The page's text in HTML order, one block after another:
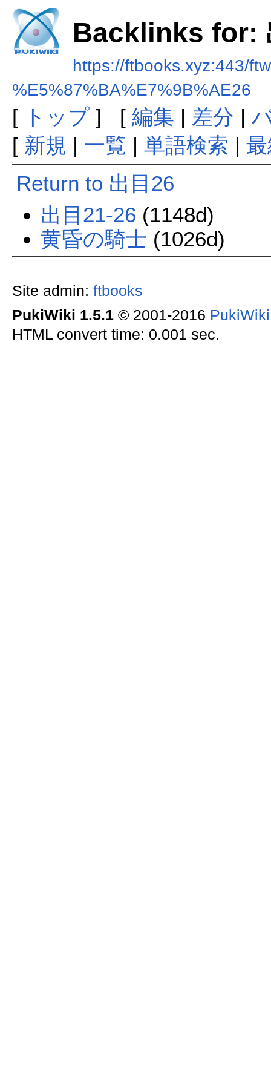
Backlinks for:
https://ftbooks.xyz:443/
%E5%87%BA%E7%9B%AE26
[ トップ] [ 編集 | 差分 |
[ 新規 | 一覧 | 単語検索 |
Return to 出目26
出目21-26 (1148d)
黄昏の騎士 (1026d)
Site admin: ftbooks
PukiWiki 1.5.1© 2001-2016
HTML convert time: 0.001 sec.